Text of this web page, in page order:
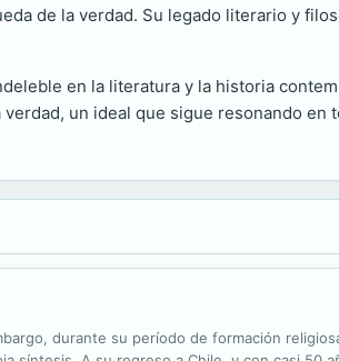
de la verdad. Su legado literario y
en la literatura y la historia
un ideal que sigue resonando en
durante su período de formación